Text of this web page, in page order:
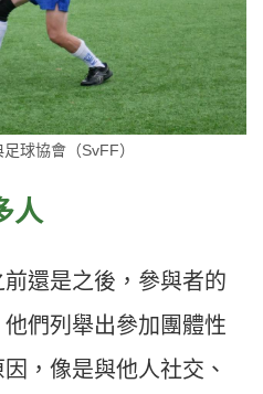
球協會（SvFF）
人
還是之後，參與者的
們列舉出參加團體性
，像是與他人社交、